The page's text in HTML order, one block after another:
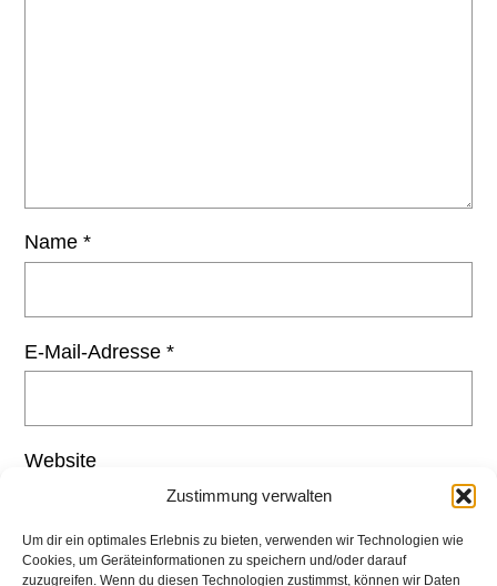
Zustimmung verwalten
Um dir ein optimales Erlebnis zu bieten, verwenden wir Technologien wie
Cookies, um Geräteinformationen zu speichern und/oder darauf
zuzugreifen. Wenn du diesen Technologien zustimmst, können wir Daten
Name*
E-Mail-Adresse*
Website